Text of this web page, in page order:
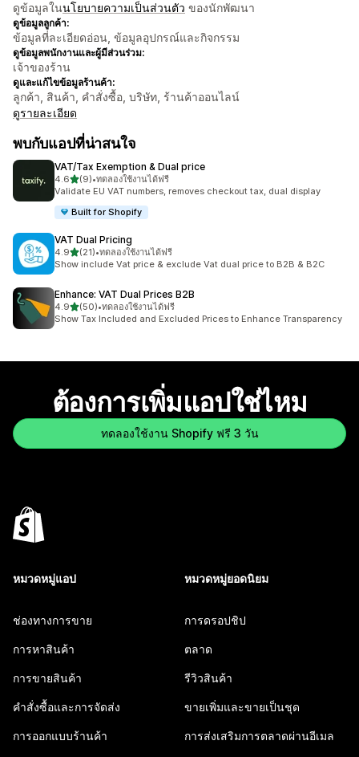
ดูข้อมูลในนโยบายความเป็นส่วนตัว ของนักพัฒนา
ดูข้อมูลลูกค้า:
ข้อมูลที่ละเอียดอ่อน, ข้อมูลอุปกรณ์และกิจกรรม
ดูข้อมูลพนักงานและผู้มีส่วนร่วม:
เจ้าของร้าน
ดูและแก้ไขข้อมูลร้านค้า:
ลูกค้า, สินค้า, คำสั่งซื้อ, บริษัท, ร้านค้าออนไลน์
ดูรายละเอียด
พบกับแอปที่น่าสนใจ
VAT/Tax Exemption & Dual price
4.6เต็ม 5 ดาว
(9)
ทั้งหมด 9 รีวิว
•ทดลองใช้งานได้ฟรี
Validate EU VAT numbers, removes checkout tax, dual display
Built for Shopify
VAT Dual Pricing
4.9เต็ม 5 ดาว
(21)
ทั้งหมด 21 รีวิว
•ทดลองใช้งานได้ฟรี
Show include Vat price & exclude Vat dual price to B2B & B2C
Enhance: VAT Dual Prices B2B
4.9เต็ม 5 ดาว
(50)
ทั้งหมด 50 รีวิว
•ทดลองใช้งานได้ฟรี
Show Tax Included and Excluded Prices to Enhance Transparency
ต้องการเพิ่มแอปใช่ไหม
ทดลองใช้งาน Shopify ฟรี 3 วัน
หมวดหมู่แอป
ช่องทางการขาย
การหาสินค้า
การขายสินค้า
คำสั่งซื้อและการจัดส่ง
การออกแบบร้านค้า
หมวดหมู่ยอดนิยม
การดรอปชิป
ตลาด
รีวิวสินค้า
ขายเพิ่มและขายเป็นชุด
การส่งเสริมการตลาดผ่านอีเมล